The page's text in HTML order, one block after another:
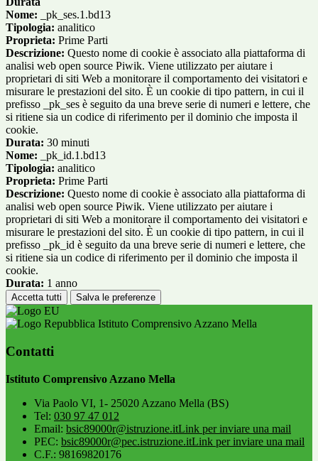
Nome: _pk_ses.1.bd13
Tipologia: analitico
Proprieta: Prime Parti
Descrizione: Questo nome di cookie è associato alla piattaforma di
analisi web open source Piwik. Viene utilizzato per aiutare i
proprietari di siti Web a monitorare il comportamento dei visitatori e
misurare le prestazioni del sito. È un cookie di tipo pattern, in cui il
prefisso _pk_ses è seguito da una breve serie di numeri e lettere, che
si ritiene sia un codice di riferimento per il dominio che imposta il
cookie.
Durata: 30 minuti
Nome: _pk_id.1.bd13
Tipologia: analitico
Proprieta: Prime Parti
Descrizione: Questo nome di cookie è associato alla piattaforma di
analisi web open source Piwik. Viene utilizzato per aiutare i
proprietari di siti Web a monitorare il comportamento dei visitatori e
misurare le prestazioni del sito. È un cookie di tipo pattern, in cui il
prefisso _pk_id è seguito da una breve serie di numeri e lettere, che
si ritiene sia un codice di riferimento per il dominio che imposta il
cookie.
Durata: 1 anno
Accetta tutti Salva le preferenze
Istituto Comprensivo Azzano Mella
Contatti
Istituto Comprensivo Azzano Mella
Via Paolo VI, 1- 25020 Azzano Mella (BS)
Tel: 030 97 47 012
Email: bsic89000r@istruzione.itLink per inviare una mail
PEC: bsic89000r@pec.istruzione.itLink per inviare una mail
C.F.: 98169820176